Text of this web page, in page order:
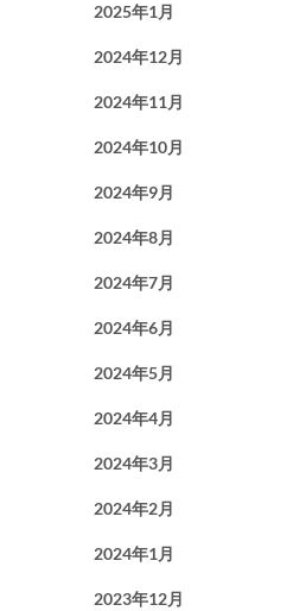
2025年1月
2024年12月
2024年11月
2024年10月
2024年9月
2024年8月
2024年7月
2024年6月
2024年5月
2024年4月
2024年3月
2024年2月
2024年1月
2023年12月